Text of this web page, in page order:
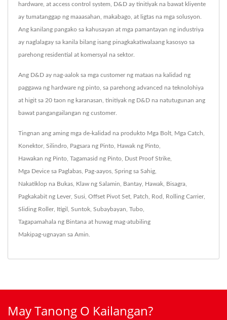
hardware, at access control system, D&D ay tinitiyak na bawat kliyente
ay tumatanggap ng maaasahan, makabago, at ligtas na mga solusyon.
Ang kanilang pangako sa kahusayan at mga pamantayan ng industriya
ay naglalagay sa kanila bilang isang pinagkakatiwalaang kasosyo sa
parehong residential at komersyal na sektor.
Ang D&D ay nag-aalok sa mga customer ng mataas na kalidad ng
paggawa ng hardware ng pinto, sa parehong advanced na teknolohiya
at higit sa 20 taon ng karanasan, tinitiyak ng D&D na natutugunan ang
bawat pangangailangan ng customer.
Tingnan ang aming mga de-kalidad na produkto Mga Bolt Mga Catch
Konektor, Silindro Pagsara ng Pinto Hawak ng Pinto
Hawakan ng Pinto Tagamasid ng Pinto Dust Proof Strike
Mga Device sa Paglabas Pag-aayos Spring sa Sahig
Nakatiklop na Bukas Klaw ng Salamin Bantay Hawak Bisagra
Pagkakabit ng Lever, Susi Offset Pivot Set Patch Rod Rolling Carrier,
Sliding Roller, Itigil Suntok Subaybayan Tubo
Tagapamahala ng Bintana at huwag mag-atubiling
Makipag-ugnayan sa Amin
May Tanong O Kailangan?